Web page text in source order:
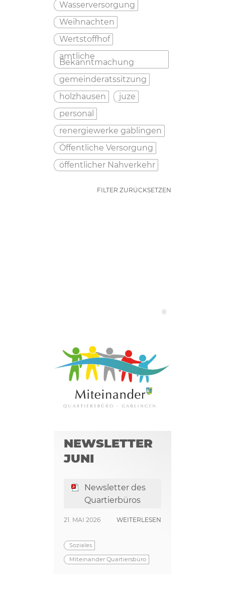
©
NEWSLETTER
JUNI
Newsletter des
Quartierbüros
21. MAI 2026 WEITERLESEN
Soziales
Miteinander Quartiersbüro
Wasserversorgung
Weihnachten
Wertstoffhof
amtliche
Bekanntmachung
gemeinderatssitzung
holzhausen
juze
personal
renergiewerke gablingen
Öffentliche Versorgung
öffentlicher Nahverkehr
FILTER ZURÜCKSETZEN